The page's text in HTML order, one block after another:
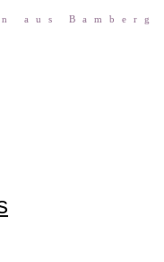
aus Bam­berg